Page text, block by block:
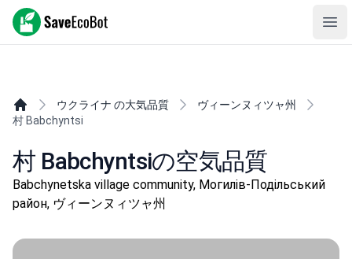
SaveEcoBot
ウクライナ の大気品質
ヴィーンヌィツャ州
村 Babchyntsi
村 Babchyntsiの空気品質
Babchynetska village community, Могилів-Подільський
район, ヴィーンヌィツャ州